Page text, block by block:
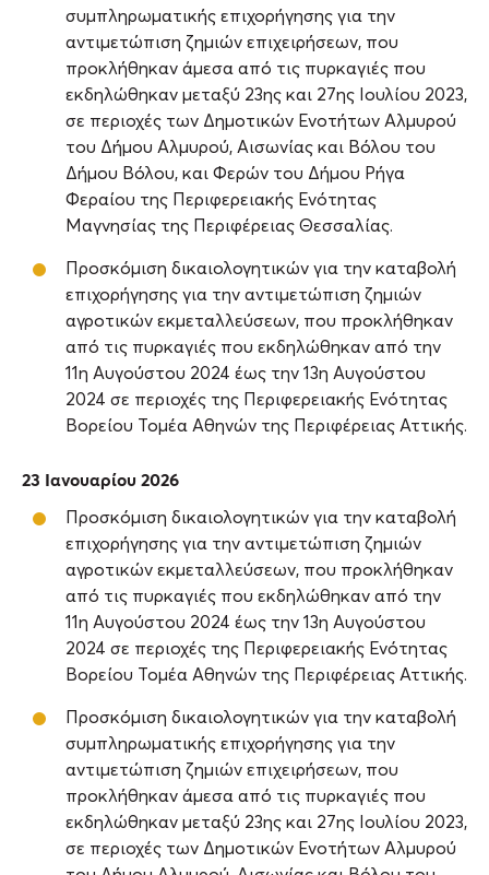
συμπληρωματικής επιχορήγησης για την
αντιμετώπιση ζημιών επιχειρήσεων, που
προκλήθηκαν άμεσα από τις πυρκαγιές που
εκδηλώθηκαν μεταξύ 23ης και 27ης Ιουλίου 2023,
σε περιοχές των Δημοτικών Ενοτήτων Αλμυρού
του Δήμου Αλμυρού, Αισωνίας και Βόλου του
Δήμου Βόλου, και Φερών του Δήμου Ρήγα
Φεραίου της Περιφερειακής Ενότητας
Μαγνησίας της Περιφέρειας Θεσσαλίας.
Προσκόμιση δικαιολογητικών για την καταβολή
επιχορήγησης για την αντιμετώπιση ζημιών
αγροτικών εκμεταλλεύσεων, που προκλήθηκαν
από τις πυρκαγιές που εκδηλώθηκαν από την
11η Αυγούστου 2024 έως την 13η Αυγούστου
2024 σε περιοχές της Περιφερειακής Ενότητας
Βορείου Τομέα Αθηνών της Περιφέρειας Αττικής.
23 Ιανουαρίου 2026
Προσκόμιση δικαιολογητικών για την καταβολή
επιχορήγησης για την αντιμετώπιση ζημιών
αγροτικών εκμεταλλεύσεων, που προκλήθηκαν
από τις πυρκαγιές που εκδηλώθηκαν από την
11η Αυγούστου 2024 έως την 13η Αυγούστου
2024 σε περιοχές της Περιφερειακής Ενότητας
Βορείου Τομέα Αθηνών της Περιφέρειας Αττικής.
Προσκόμιση δικαιολογητικών για την καταβολή
συμπληρωματικής επιχορήγησης για την
αντιμετώπιση ζημιών επιχειρήσεων, που
προκλήθηκαν άμεσα από τις πυρκαγιές που
εκδηλώθηκαν μεταξύ 23ης και 27ης Ιουλίου 2023,
σε περιοχές των Δημοτικών Ενοτήτων Αλμυρού